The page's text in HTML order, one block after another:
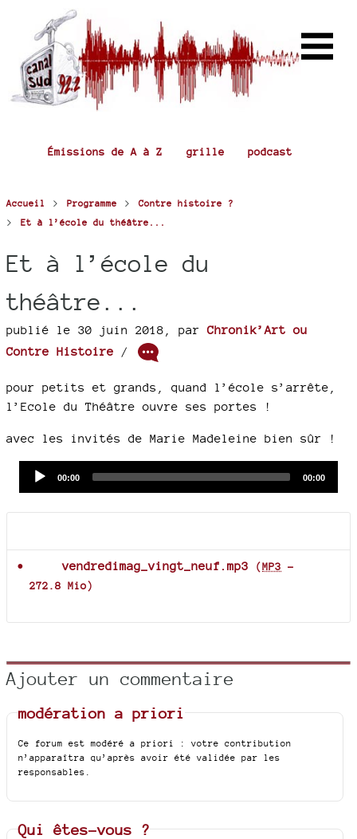
Émissions de A à Z grille podcast
Accueil > Programme > Contre histoire ?
> Et à l’école du théâtre...
Et à l’école du
théâtre...
publié le 30 juin 2018 parChronik’Art ou
Contre Histoire /
pour petits et grands, quand l’école s’arrête,
l’Ecole du Théâtre ouvre ses portes !
avec les invités de Marie Madeleine bien sûr !
Current
00:00
Total
00:00
vendredimag_vingt_neuf.mp3 (MP3 -
272.8 Mio)
Ajouter un commentaire
modération a priori
Ce forum est modéré a priori : votre contribution
n’apparaîtra qu’après avoir été validée par les
responsables.
Qui êtes-vous ?